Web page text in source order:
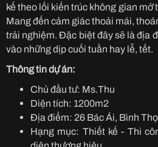
kế theo lối kiến trúc không gian mở
Mang đến cảm giác thoải mái,
trải nghiệm. Đặc biệt đây sẽ là địa
vào những dịp cuối tuần hay lễ, tết.
Thông tin dự án:
Chủ đầu tư: Ms.Thu
Diện tích: 1200m2
Địa điểm: 26 Bác Ái, Bình
Hạng mục: Thiết kế - Thi